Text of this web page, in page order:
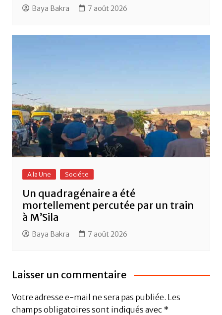
Baya Bakra 7 août 2026
A la Une Sociéte
Un quadragénaire a été
mortellement percutée par un train
à M’Sila
Baya Bakra 7 août 2026
Laisser un commentaire
Votre adresse e-mail ne sera pas publiée. Les
champs obligatoires sont indiqués avec *